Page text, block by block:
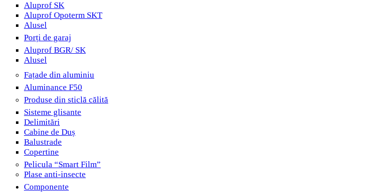
Aluprof SK
Aluprof Opoterm SKT
Alusel
Porți de garaj
Aluprof BGR/ SK
Alusel
Fațade din aluminiu
Aluminance F50
Produse din sticlă călită
Sisteme glisante
Delimitări
Cabine de Duș
Balustrade
Copertine
Pelicula “Smart Film”
Plase anti-insecte
Componente